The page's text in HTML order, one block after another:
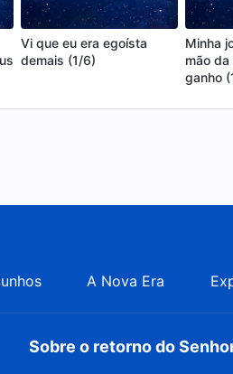
Vi que eu era egoísta
demais (1/6)
Minha
mão
ganho
A Nova Era
Sobre o retorno do